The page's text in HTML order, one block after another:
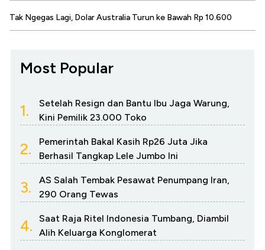
Tak Ngegas Lagi, Dolar Australia Turun ke Bawah Rp 10.600
Most Popular
1.
Setelah Resign dan Bantu Ibu Jaga Warung,
Kini Pemilik 23.000 Toko
2.
Pemerintah Bakal Kasih Rp26 Juta Jika
Berhasil Tangkap Lele Jumbo Ini
3.
AS Salah Tembak Pesawat Penumpang Iran,
290 Orang Tewas
4.
Saat Raja Ritel Indonesia Tumbang, Diambil
Alih Keluarga Konglomerat